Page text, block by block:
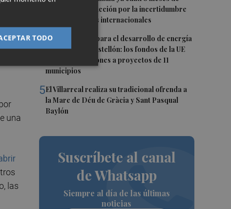
caídas de producción por la incertidumbre
en los mercados internacionales
4Otra inyección para el desarrollo de energía
renovable en Castellón: los fondos de la UE
destinan 19 millones a proyectos de 11
municipios
5El Villarreal realiza su tradicional ofrenda a
la Mare de Déu de Gràcia y Sant Pasqual
Baylón
Suscríbete al canal
de Whatsapp
Siempre al día de las últimas
noticias
una
las
TODO